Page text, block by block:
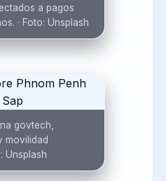
a pagos
· Foto: Unsplash
govtech,
movilidad
Unsplash